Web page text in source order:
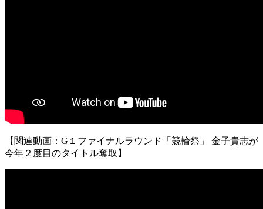
【関連動画：G１ファイナルラウンド「競輪祭」 金子貴志が
今年２度目のタイトル奪取】